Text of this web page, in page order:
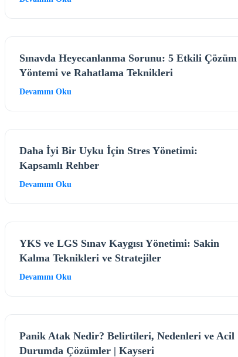
Sınavda Heyecanlanma Sorunu: 5 Etkili Çözüm
Yöntemi ve Rahatlama Teknikleri
Devamını Oku
Daha İyi Bir Uyku İçin Stres Yönetimi:
Kapsamlı Rehber
Devamını Oku
YKS ve LGS Sınav Kaygısı Yönetimi: Sakin
Kalma Teknikleri ve Stratejiler
Devamını Oku
Panik Atak Nedir? Belirtileri, Nedenleri ve Acil
Durumda Çözümler | Kayseri